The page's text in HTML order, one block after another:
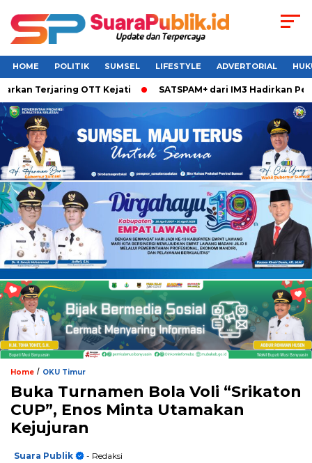
HOME POLITIK SUMSEL LIFESTYLE ADVERTORIAL
Terjaring OTT Kejati SATSPAM+ dari IM3 Hadirkan
Home / OKU Timur
Buka Turnamen Bola Voli “Srikaton
CUP”, Enos Minta Utamakan
Kejujuran
Suara Publik
- Redaksi